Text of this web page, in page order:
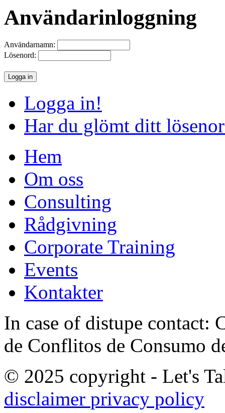
Användarinloggning
Användarnamn:
Lösenord:
Logga in!
Har du glömt ditt
Hem
Om oss
Consulting
Rådgivning
Corporate Training
Events
Kontakter
In case of distupe contact:
de Conflitos de Consumo
© 2025 copyright - Let's
disclaimer privacy policy